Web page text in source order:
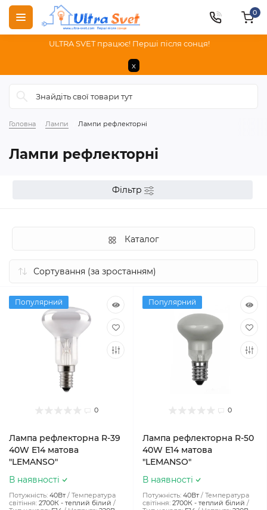
ULTRA SVET працює! Перші після сонця!
x
0
Головна Лампи Лампи рефлекторні
Лампи рефлекторні
Фільтр
Каталог
Популярний
0
Лампа рефлекторна R-39
40W Е14 матова
"LEMANSO"
В наявності
Потужність: 40Вт
Температура
світіння: 2700К - теплий білий
Популярний
0
Лампа рефлекторна R-50
40W Е14 матова
"LEMANSO"
В наявності
Потужність: 40Вт
Температура
світіння: 2700К - теплий білий